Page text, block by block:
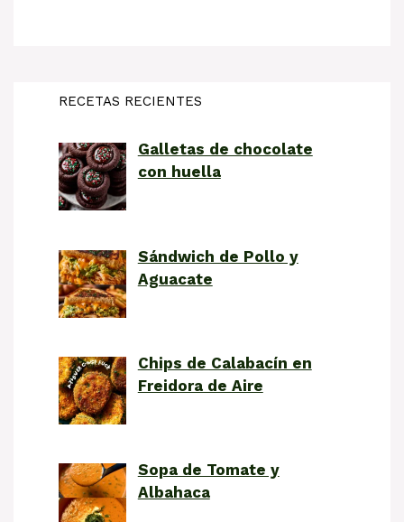
RECETAS RECIENTES
Galletas de chocolate
con huella
Sándwich de Pollo y
Aguacate
Chips de Calabacín en
Freidora de Aire
Sopa de Tomate y
Albahaca